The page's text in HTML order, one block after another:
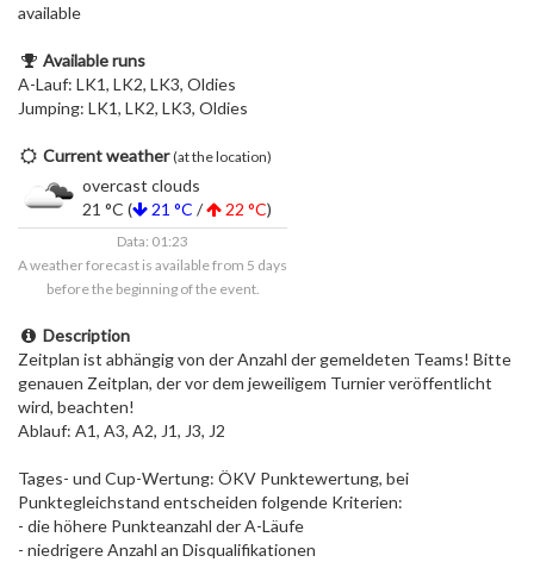
available
Available runs
A-Lauf: LK1, LK2, LK3, Oldies
Jumping: LK1, LK2, LK3, Oldies
Current weather (at the location)
overcast clouds
21 °C (
21 °C / 22 °C)
Data: 01:23
A weather forecast is available from 5 days
before the beginning of the event.
Description
Zeitplan ist abhängig von der Anzahl der gemeldeten Teams! Bitte
genauen Zeitplan, der vor dem jeweiligem Turnier veröffentlicht
wird, beachten!
Ablauf: A1, A3, A2, J1, J3, J2
Tages- und Cup-Wertung: ÖKV Punktewertung, bei
Punktegleichstand entscheiden folgende Kriterien:
- die höhere Punkteanzahl der A-Läufe
- niedrigere Anzahl an Disqualifikationen